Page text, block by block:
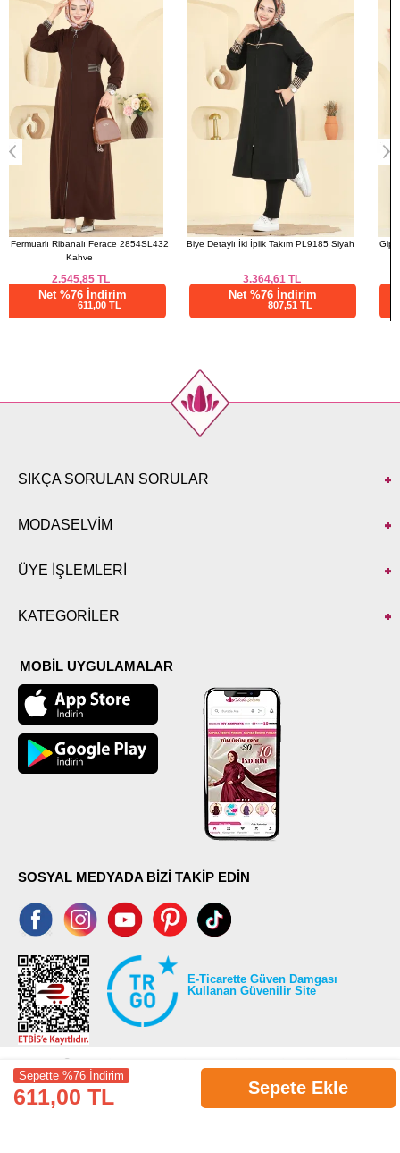
Sepette %76 İndirim
611,00 TL Sepete Ekle
Biye Detaylı İki İplik Takım PL9185 Siyah
3.364,61
Net %76 İndirim
807,51 TL
Gipe Kol Detaylı Ferace 3036SMD1186
1.007,50
Net %28 İndirim
725,40 TL
SIKÇA SORULAN SORULAR
MODASELVİM
ÜYE İŞLEMLERİ
KATEGORİLER
MOBİL UYGULAMALAR
SOSYAL MEDYADA BİZİ TAKİP EDİN
E-Ticarette Güven Damgası
Kullanan Güvenilir Site
©2026 Tüm modaselvim.com hakları saklıdır.